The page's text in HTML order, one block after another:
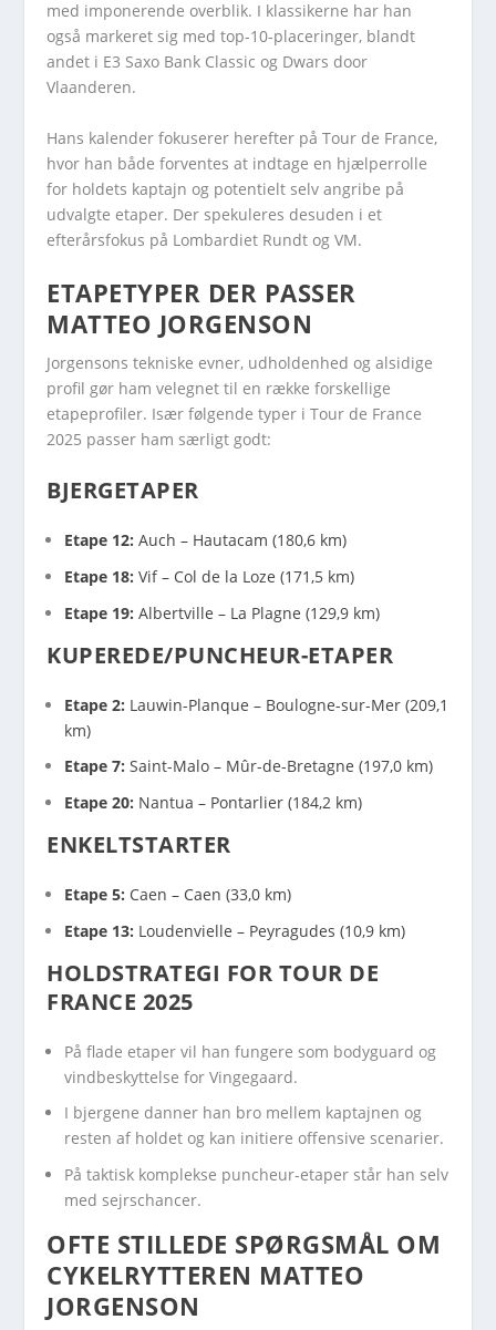
med imponerende overblik. I klassikerne har han
også markeret sig med top-10-placeringer, blandt
andet i E3 Saxo Bank Classic og Dwars door
Vlaanderen.
Hans kalender fokuserer herefter på Tour de France,
hvor han både forventes at indtage en hjælperrolle
for holdets kaptajn og potentielt selv angribe på
udvalgte etaper. Der spekuleres desuden i et
efterårsfokus på Lombardiet Rundt og VM.
ETAPETYPER DER PASSER
MATTEO JORGENSON
Jorgensons tekniske evner, udholdenhed og alsidige
profil gør ham velegnet til en række forskellige
etapeprofiler. Især følgende typer i Tour de France
2025 passer ham særligt godt:
BJERGETAPER
Etape 12: Auch – Hautacam (180,6 km)
Etape 18: Vif – Col de la Loze (171,5 km)
Etape 19: Albertville – La Plagne (129,9 km)
KUPEREDE/PUNCHEUR-ETAPER
Etape 2: Lauwin-Planque – Boulogne-sur-Mer (209,1
km)
Etape 7: Saint-Malo – Mûr-de-Bretagne (197,0 km)
Etape 20: Nantua – Pontarlier (184,2 km)
ENKELTSTARTER
Etape 5: Caen – Caen (33,0 km)
Etape 13: Loudenvielle – Peyragudes (10,9 km)
HOLDSTRATEGI FOR TOUR DE
FRANCE 2025
På flade etaper vil han fungere som bodyguard og
vindbeskyttelse for Vingegaard.
I bjergene danner han bro mellem kaptajnen og
resten af holdet og kan initiere offensive scenarier.
På taktisk komplekse puncheur-etaper står han selv
med sejrschancer.
OFTE STILLEDE SPØRGSMÅL OM
CYKELRYTTEREN MATTEO
JORGENSON